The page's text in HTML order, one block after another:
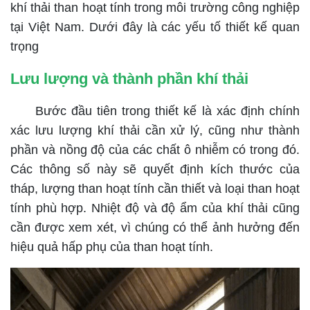
khí thải than hoạt tính trong môi trường công nghiệp
tại Việt Nam. Dưới đây là các yếu tố thiết kế quan
trọng
Lưu lượng và thành phần khí thải
Bước đầu tiên trong thiết kế là xác định chính
xác lưu lượng khí thải cần xử lý, cũng như thành
phần và nồng độ của các chất ô nhiễm có trong đó.
Các thông số này sẽ quyết định kích thước của
tháp, lượng than hoạt tính cần thiết và loại than hoạt
tính phù hợp. Nhiệt độ và độ ẩm của khí thải cũng
cần được xem xét, vì chúng có thể ảnh hưởng đến
hiệu quả hấp phụ của than hoạt tính.